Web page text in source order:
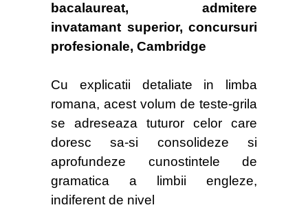
bacalaureat, admitere
invatamant superior, concursuri
profesionale, Cambridge
Cu explicatii detaliate in limba
romana, acest volum de teste-grila
se adreseaza tuturor celor care
doresc sa-si consolideze si
aprofundeze cunostintele de
gramatica a limbii engleze,
indiferent de nivel